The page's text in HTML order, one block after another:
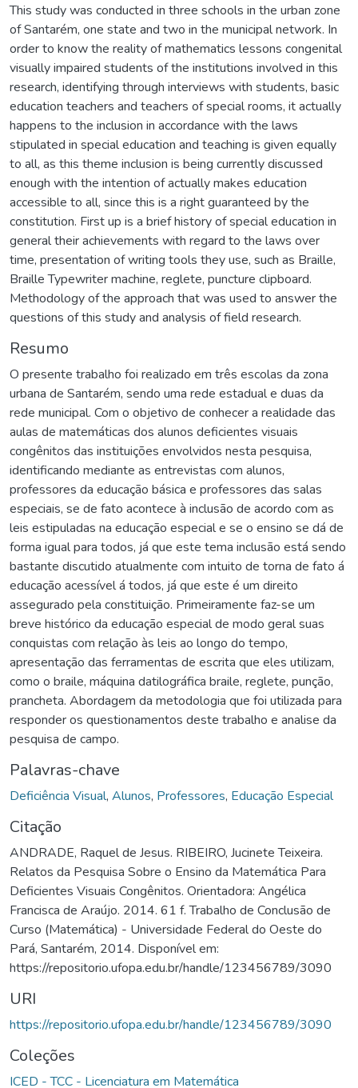
This study was conducted in three schools in the urban zone
of Santarém, one state and two in the municipal network. In
order to know the reality of mathematics lessons congenital
visually impaired students of the institutions involved in this
research, identifying through interviews with students, basic
education teachers and teachers of special rooms, it actually
happens to the inclusion in accordance with the laws
stipulated in special education and teaching is given equally
to all, as this theme inclusion is being currently discussed
enough with the intention of actually makes education
accessible to all, since this is a right guaranteed by the
constitution. First up is a brief history of special education in
general their achievements with regard to the laws over
time, presentation of writing tools they use, such as Braille,
Braille Typewriter machine, reglete, puncture clipboard.
Methodology of the approach that was used to answer the
questions of this study and analysis of field research.
Resumo
O presente trabalho foi realizado em três escolas da zona
urbana de Santarém, sendo uma rede estadual e duas da
rede municipal. Com o objetivo de conhecer a realidade das
aulas de matemáticas dos alunos deficientes visuais
congênitos das instituições envolvidos nesta pesquisa,
identificando mediante as entrevistas com alunos,
professores da educação básica e professores das salas
especiais, se de fato acontece à inclusão de acordo com as
leis estipuladas na educação especial e se o ensino se dá de
forma igual para todos, já que este tema inclusão está sendo
bastante discutido atualmente com intuito de torna de fato á
educação acessível á todos, já que este é um direito
assegurado pela constituição. Primeiramente faz-se um
breve histórico da educação especial de modo geral suas
conquistas com relação às leis ao longo do tempo,
apresentação das ferramentas de escrita que eles utilizam,
como o braile, máquina datilográfica braile, reglete, punção,
prancheta. Abordagem da metodologia que foi utilizada para
responder os questionamentos deste trabalho e analise da
pesquisa de campo.
Palavras-chave
Deficiência Visual, Alunos, Professores, Educação Especial
Citação
ANDRADE, Raquel de Jesus. RIBEIRO, Jucinete Teixeira.
Relatos da Pesquisa Sobre o Ensino da Matemática Para
Deficientes Visuais Congênitos. Orientadora: Angélica
Francisca de Araújo. 2014. 61 f. Trabalho de Conclusão de
Curso (Matemática) - Universidade Federal do Oeste do
Pará, Santarém, 2014. Disponível em:
https://repositorio.ufopa.edu.br/handle/123456789/3090
URI
https://repositorio.ufopa.edu.br/handle/123456789/3090
Coleções
ICED - TCC - Licenciatura em Matemática